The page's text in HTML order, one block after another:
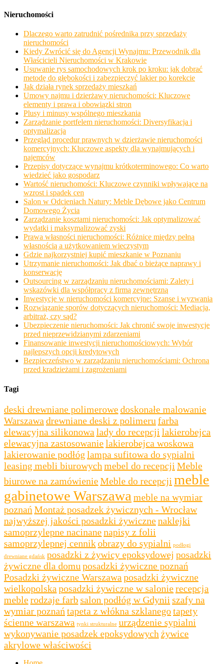
Nieruchomości
Dlaczego warto zatrudnić pośrednika przy sprzedaży
nieruchomości
Kiedy Zwrócić się do Agencji Wynajmu: Przewodnik dla
Właścicieli Nieruchomości w Krakowie
Usuwanie rys samochodowych krok po kroku: jak dobrać
metodę do głębokości i zabezpieczyć lakier po korekcie
Jak działa rynek sprzedaży mieszkań
Umowy najmu i dzierżawy nieruchomości: Kluczowe
elementy i prawa i obowiązki stron
Plusy i minusy wspólnego mieszkania
Zarządzanie portfelem nieruchomości: Diversyfikacja i
optymalizacja
Przegląd procedur prawnych w dzierżawie nieruchomości
komercyjnych: Kluczowe aspekty dla wynajmujących i
najemców
Przepisy dotyczące wynajmu krótkoterminowego: Co warto
wiedzieć jako gospodarz
Wartość nieruchomości: Kluczowe czynniki wpływające na
wzrost i spadek cen
Salon w Odcieniach Natury: Meble Dębowe jako Centrum
Domowego Życia
Zarządzanie kosztami nieruchomości: Jak optymalizować
wydatki i maksymalizować zyski
Prawa własności nieruchomości: Różnice między pełną
własnością a użytkowaniem wieczystym
Gdzie najkorzystniej kupić mieszkanie w Poznaniu
Utrzymanie nieruchomości: Jak dbać o bieżące naprawy i
konserwację
Outsourcing w zarządzaniu nieruchomościami: Zalety i
wskazówki dla współpracy z firmą zewnętrzną
Inwestycje w nieruchomości komercyjne: Szanse i wyzwania
Rozwiązanie sporów dotyczących nieruchomości: Mediacja,
arbitraż, czy sąd?
Ubezpieczenie nieruchomości: Jak chronić swoje inwestycje
przed nieprzewidzianymi zdarzeniami
Finansowanie inwestycji nieruchomościowych: Wybór
najlepszych opcji kredytowych
Bezpieczeństwo w zarządzaniu nieruchomościami: Ochrona
przed kradzieżami i zagrożeniami
Tagi
deski drewniane polimerowedoskonałe malowanie
Warszawa drewniane deski z polimeru farba
elewacyjna silikonowa lady do recepcji lakierobejca
elewacyjna zastosowanielakierobejca woskowa
lakierowanie podłóg lampa sufitowa do sypialni
leasing mebli biurowych mebel do recepcji Meble
biurowe na zamówienieMeble do recepcji meble
gabinetowe Warszawa meble na wymiar
poznań Montaż posadzek żywicznych - Wrocław
najwyższej jakości posadzki żywicznenaklejki
samoprzylepne nacinanenapisy z folii
samoprzylepnej cennikobrazy do sypialni podłogi
drewniane gdańsk posadzki z żywicy epoksydowej posadzki
żywiczne dla domu posadzki żywiczne poznań
Posadzki żywiczne Warszawa posadzki żywiczne
wielkopolska posadzki żywiczne w salonierecepcja
meblerodzaje farbsalon podłóg w Gdynii szafy na
wymiar poznań tapeta z włókna szklanegotapety
ścienne warszawa tynki strukturalne urządzenie sypialni
wykonywanie posadzek epoksydowych żywice
akrylowe właściwości